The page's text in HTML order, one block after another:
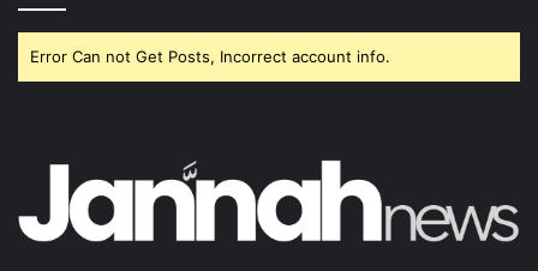
Error Can not Get Posts, Incorrect account info.